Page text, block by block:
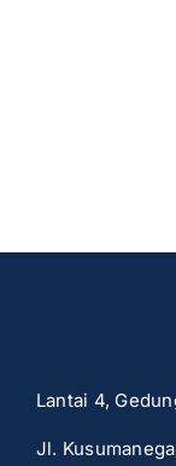
Lantai 4,
Jl.